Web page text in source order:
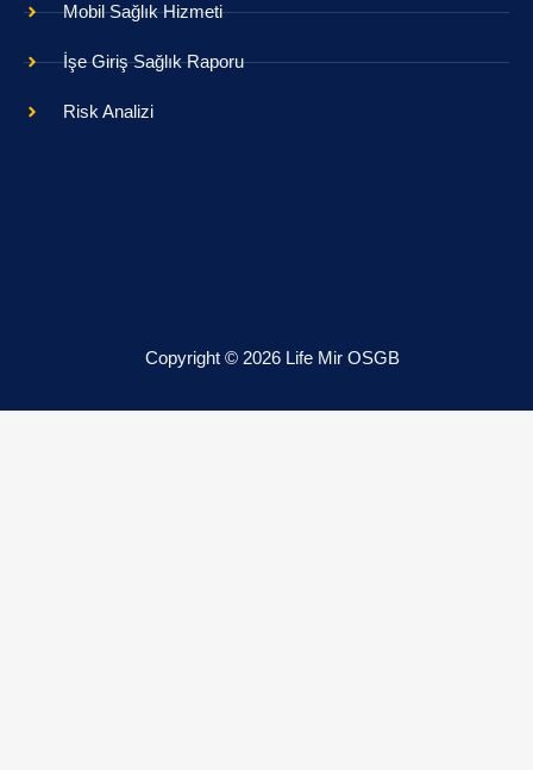
Mobil Sağlık Hizmeti
İşe Giriş Sağlık Raporu
Risk Analizi
Copyright © 2026 Life Mir OSGB